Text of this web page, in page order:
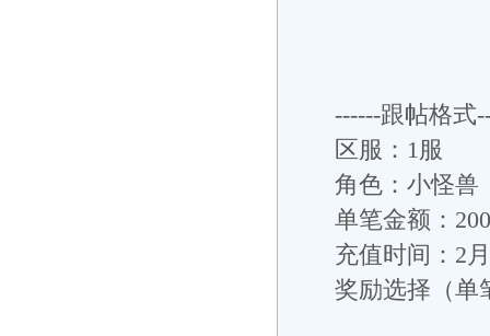
------跟帖格式
区服：1服
角色：小怪兽
单笔金额：
充值时间：2
奖励选择（单